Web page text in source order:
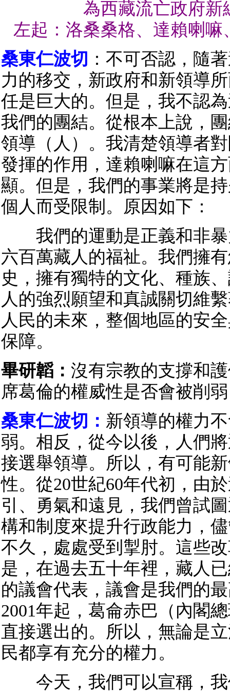
為西藏流亡政府新
左起：洛桑桑格、達賴喇嘛
桑東仁波切 ：不可否認，隨
力的移交，新政府和新領導
任是巨大的。但是，我不認
我們的團結。從根本上說，
領導（人）。我清楚領導者
發揮的作用，達賴喇嘛在這
顯。但是，我們的事業將是
個人而受限制。原因如下：
我們的運動是正義和非暴
六百萬藏人的福祉。我們擁
史，擁有獨特的文化、種族
人的強烈願望和真誠關切維
人民的未來，整個地區的安
保障。
畢研韜： 沒有宗教的支撐和
席葛倫的權威性是否會被削
桑東仁波切： 新領導的權力
弱。相反，從今以後，人們
接選舉領導。所以，有可能
性。從20世紀60年代初，由
引、勇氣和遠見，我們曾試
構和制度來提升行政能力，
不久，處處受到掣肘。這些
是，在過去五十年裡，藏人
的議會代表，議會是我們的
2001年起，葛侖赤巴（內閣
直接選出的。所以，無論是
民都享有充分的權力。
今天，我們可以宣稱，我